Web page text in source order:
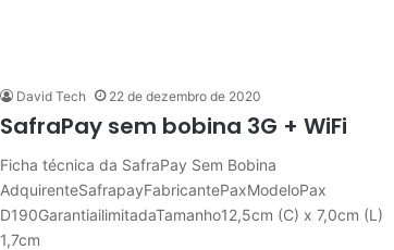
David Tech 22 de dezembro de 2020
SafraPay sem bobina 3G + WiFi
Ficha técnica da SafraPay Sem Bobina
AdquirenteSafrapayFabricantePaxModeloPax
D190GarantiailimitadaTamanho12,5cm (C) x 7,0cm (L)
1,7cm